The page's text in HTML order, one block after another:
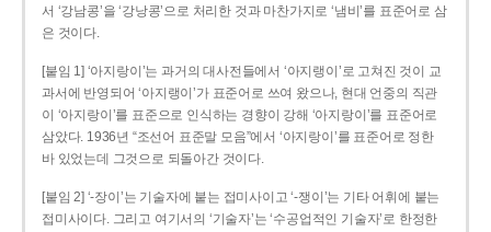
서 ‘강남콩’을 ‘강낭콩’으로 처리한 것과 마찬가지로 ‘냄비’를 표준어로 삼
은 것이다.
[붙임 1] ‘아지랑이’는 과거의 대사전들에서 ‘아지랭이’로 고쳐진 것이 교
과서에 반영되어 ‘아지랭이’가 표준어로 쓰여 왔으나, 현대 언중의 직관
이 ‘아지랑이’를 표준으로 인식하는 경향이 강해 ‘아지랑이’를 표준어로
삼았다. 1936년 “조선어 표준말 모음”에서 ‘아지랑이’를 표준어로 정한
바 있었는데 그것으로 되돌아간 것이다.
[붙임 2] ‘-장이’는 기술자에 붙는 접미사이고 ‘-쟁이’는 기타 어휘에 붙는
접미사이다. 그리고 여기서의 ‘기술자’는 ‘수공업적인 기술자’로 한정한